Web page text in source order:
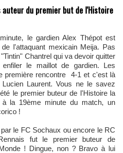
auteur du premier but de l'Histoire
l'attaquant mexicain Meija. Pas
Chantrel qui va devoir quitter
le maillot de gardien. Les
première rencontre 4-1 et c'est là
Laurent. Vous ne le savez
le premier buteur de l'Histoire la
la 19ème minute du match, un
!
le FC Sochaux ou encore le RC
fut le premier buteur de
! Dingue, non ? Bravo à lui